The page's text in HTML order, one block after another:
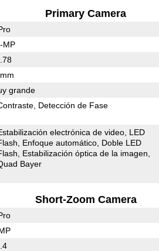
Primary Camera
MP
grande
Detección de Fase
electrónica de video LED
Enfoque automático Doble LED
Estabilización óptica de la imagen
Bayer
Short-Zoom Camera